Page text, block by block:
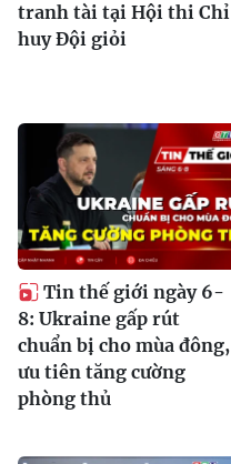
tranh tài tại Hội thi Chỉ
huy Đội giỏi
Tin thế giới ngày 6-
8: Ukraine gấp rút
chuẩn bị cho mùa đông,
ưu tiên tăng cường
phòng thủ